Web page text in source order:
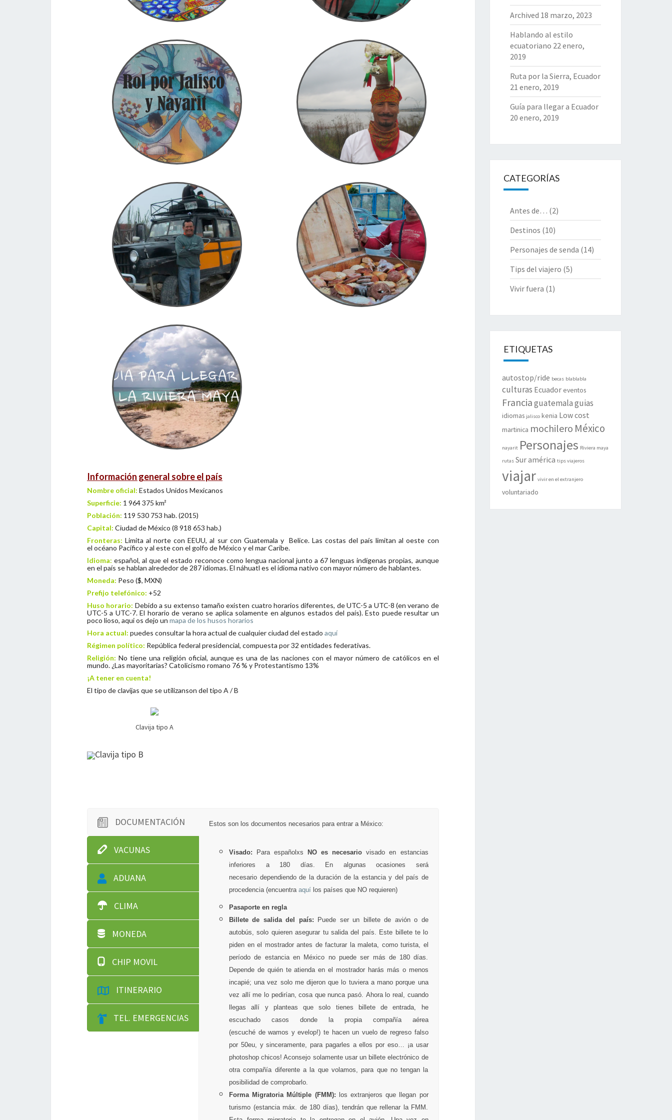
De rol por Nayarit y Jalisco
Nayarit es uno de los destinos que más oirás y
recomendarán en tu viaje por México.
En Aguascalientes con
Francisco
San Jose de Gracia, Aguascalientes, México
12.11.2016
En Estacion Wadley con
Enrique
Estación Wadley, San Luis Potosí, México
13.10.2016
En Texcoco con Pancho
Texcoco, Estado de México, México 13.10.2016
Cancún para mochileros,
consejos al llegar
Te compras el billete más barato que has podido
encontrar
Información general sobre el país
Nombre oficial: Estados Unidos Mexicanos
Superficie: 1 964 375 km²
Población: 119 530 753 hab. (2015)
Capital: Ciudad de México (8 918 653 hab.)
Fronteras: Limita al norte con EEUU, al sur con Guatemala y Belice. Las costas del país limitan al oeste con
el océano Pacífico y al este con el golfo de México y el mar Caribe.
Idioma: español, al que el estado reconoce como lengua nacional junto a 67 lenguas indígenas propias, aunque
en el país se hablan alrededor de 287 idiomas. El náhuatl es el idioma nativo con mayor número de hablantes.
Moneda: Peso ($, MXN)
Prefijo telefónico: +52
Huso horario: Debido a su extenso tamaño existen cuatro horarios diferentes, de UTC-5 a UTC-8 (en verano de
UTC-5 a UTC-7. El horario de verano se aplica solamente en algunos estados del país). Esto puede resultar un
poco lioso, aqui os dejo un mapa de los husos horarios
Hora actual: puedes consultar la hora actual de cualquier ciudad del estado aquí
Régimen político: República federal presidencial, compuesta por 32 entidades federativas.
Religión: No tiene una religión oficial, aunque es una de las naciones con el mayor número de católicos en el
mundo. ¿Las mayoritarias? Catolicismo romano 76 % y Protestantismo 13%
¡A tener en cuenta!
El tipo de clavijas que se utilizanson del tipo A / B
Clavija tipo A
Clavija tipo B
DOCUMENTACIÓN
VACUNAS
ADUANA
CLIMA
MONEDA
CHIP MOVIL
ITINERARIO
TEL. EMERGENCIAS
Estos son los documentos necesarios para entrar a México:
Visado: Para españolxs NO es necesario visado en estancias
inferiores a 180 días. En algunas ocasiones será
necesario dependiendo de la duración de la estancia y del país de
procedencia (encuentra aquí los países que NO requieren)
Pasaporte en regla
Billete de salida del país: Puede ser un billete de avión o de
autobús, solo quieren asegurar tu salida del país. Este billete te lo
piden en el mostrador antes de facturar la maleta, como turista, el
período de estancia en México no puede ser más de 180 días.
Depende de quién te atienda en el mostrador harás más o menos
incapié; una vez solo me dijeron que lo tuviera a mano porque una
vez allí me lo pedirían, cosa que nunca pasó. Ahora lo real, cuando
llegas allí y planteas que solo tienes billete de entrada, he
escuchado casos donde la propia compañía aérea
(escuché de wamos y evelop!) te hacen un vuelo de regreso falso
por 50eu, y sinceramente, para pagarles a ellos por eso… ¡a usar
photoshop chicos! Aconsejo solamente usar un billete electrónico de
otra compañía diferente a la que volamos, para que no tengan la
posibilidad de comprobarlo.
Forma Migratoria Múltiple (FMM):
los extranjeros que llegan por
turismo (estancia máx. de 180 días), tendrán que rellenar la FMM.
Archived 18 marzo, 2023
Hablando al estilo
ecuatoriano 22 enero,
2019
Ruta por la Sierra, Ecuador
21 enero, 2019
Guía para llegar a Ecuador
20 enero, 2019
CATEGORÍAS
Antes de… (2)
Destinos (10)
Personajes de senda (14)
Tips del viajero (5)
Vivir fuera (1)
ETIQUETAS
autostop/ride becas blablabla
culturas Ecuador eventos
Franciaguatemalaguias
idiomas jalisco kenia Low cost
martinica mochilero México
nayarit Personajes Riviera maya
rutas Sur américa tips viajeros
viajar vivir en el extranjero
voluntariado